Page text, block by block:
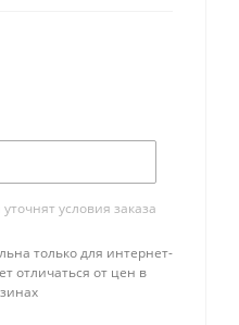
условия заказа
только для интернет-
отличаться от цен в